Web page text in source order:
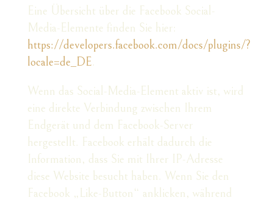
Eine Übersicht über die Facebook Social-
Media-Elemente finden Sie hier:
https://developers.facebook.com/docs/plugins/?
locale=de_DE.
Wenn das Social-Media-Element aktiv ist, wird
eine direkte Verbindung zwischen Ihrem
Endgerät und dem Facebook-Server
hergestellt. Facebook erhält dadurch die
Information, dass Sie mit Ihrer IP-Adresse
diese Website besucht haben. Wenn Sie den
Facebook „Like-Button“ anklicken, während